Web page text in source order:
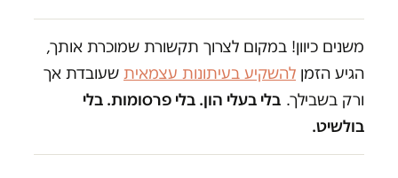
משנים כיוון! במקום לצרוך תקשורת שמוכרת אותך,
הגיע הזמן להשקיע בעיתונות עצמאית שעובדת אך
ורק בשבילך. בלי בעלי הון. בלי פרסומות. בלי
בולשיט.